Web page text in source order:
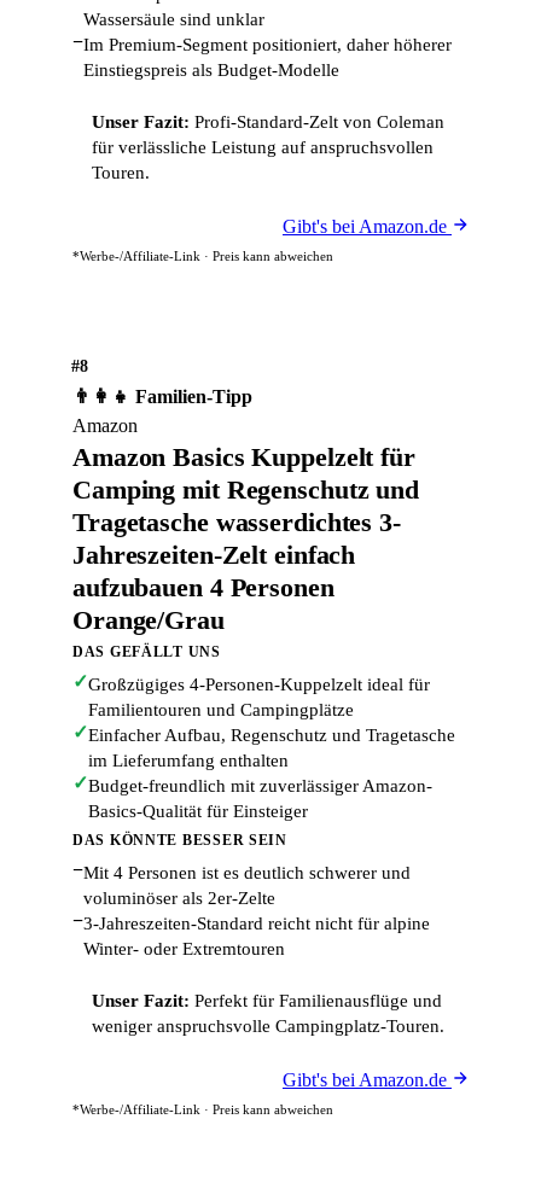
Wassersäule sind unklar
−Im Premium-Segment positioniert, daher höherer
Einstiegspreis als Budget-Modelle
Unser Fazit: Profi-Standard-Zelt von Coleman
für verlässliche Leistung auf anspruchsvollen
Touren.
Gibt's bei Amazon.de
*Werbe-/Affiliate-Link · Preis kann abweichen
#8
👨‍👩‍👧 Familien-Tipp
Amazon
Amazon Basics Kuppelzelt für
Camping mit Regenschutz und
Tragetasche wasserdichtes 3-
Jahreszeiten-Zelt einfach
aufzubauen 4 Personen
Orange/Grau
DAS GEFÄLLT UNS
✓Großzügiges 4-Personen-Kuppelzelt ideal für
Familientouren und Campingplätze
✓Einfacher Aufbau, Regenschutz und Tragetasche
im Lieferumfang enthalten
✓Budget-freundlich mit zuverlässiger Amazon-
Basics-Qualität für Einsteiger
DAS KÖNNTE BESSER SEIN
−Mit 4 Personen ist es deutlich schwerer und
voluminöser als 2er-Zelte
−3-Jahreszeiten-Standard reicht nicht für alpine
Winter- oder Extremtouren
Unser Fazit: Perfekt für Familienausflüge und
weniger anspruchsvolle Campingplatz-Touren.
Gibt's bei Amazon.de
*Werbe-/Affiliate-Link · Preis kann abweichen